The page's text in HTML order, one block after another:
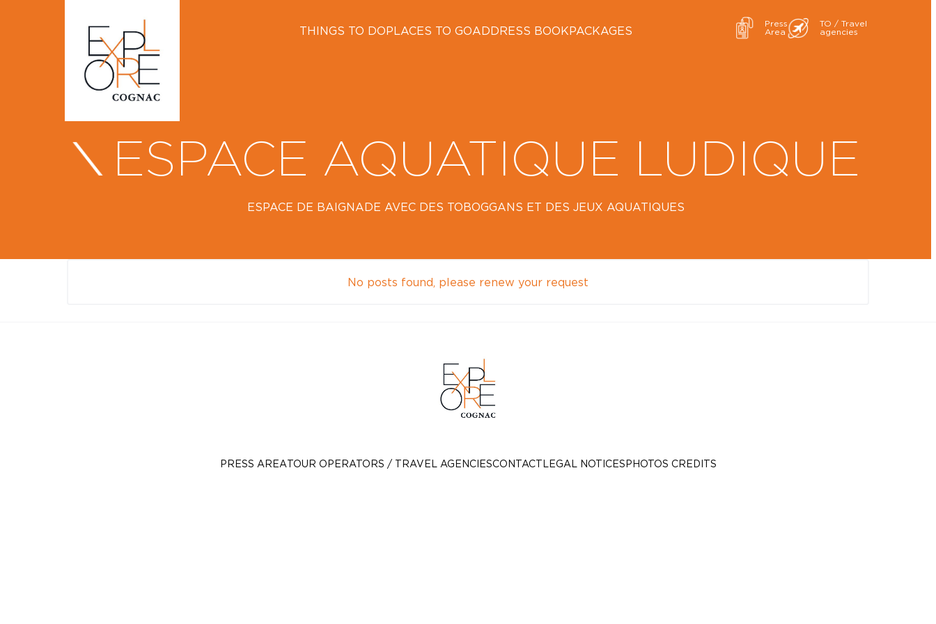
THINGS TO DOPLACES TO GOADDRESS BOOKPACKAGES
Press
Area
TO / Travel
agencies
ESPACE AQUATIQUE LUDIQUE
ESPACE DE BAIGNADE AVEC DES TOBOGGANS ET DES JEUX AQUATIQUES
No posts found, please renew your request
PRESS AREATOUR OPERATORS / TRAVEL AGENCIESCONTACT LEGAL NOTICES PHOTOS CREDITS